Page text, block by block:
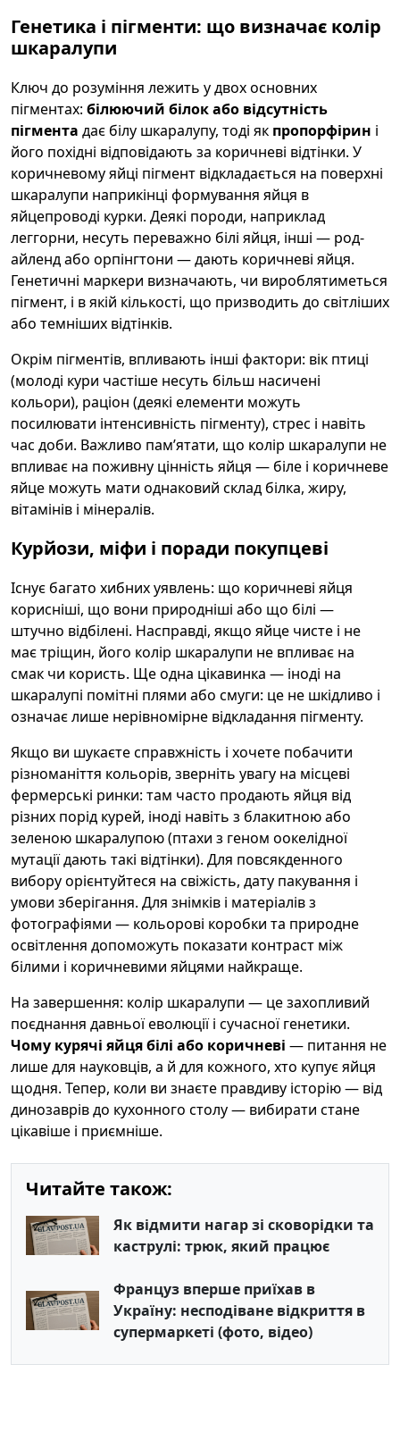
Генетика і пігменти: що визначає колір
шкаралупи
Ключ до розуміння лежить у двох основних
пігментах: білюючий білок або відсутність
пігмента дає білу шкаралупу, тоді як пропорфірин і
його похідні відповідають за коричневі відтінки. У
коричневому яйці пігмент відкладається на поверхні
шкаралупи наприкінці формування яйця в
яйцепроводі курки. Деякі породи, наприклад
леггорни, несуть переважно білі яйця, інші — род-
айленд або орпінгтони — дають коричневі яйця.
Генетичні маркери визначають, чи вироблятиметься
пігмент, і в якій кількості, що призводить до світліших
або темніших відтінків.
Окрім пігментів, впливають інші фактори: вік птиці
(молоді кури частіше несуть більш насичені
кольори), раціон (деякі елементи можуть
посилювати інтенсивність пігменту), стрес і навіть
час доби. Важливо пам’ятати, що колір шкаралупи не
впливає на поживну цінність яйця — біле і коричневе
яйце можуть мати однаковий склад білка, жиру,
вітамінів і мінералів.
Курйози, міфи і поради покупцеві
Існує багато хибних уявлень: що коричневі яйця
корисніші, що вони природніші або що білі —
штучно відбілені. Насправді, якщо яйце чисте і не
має тріщин, його колір шкаралупи не впливає на
смак чи користь. Ще одна цікавинка — іноді на
шкаралупі помітні плями або смуги: це не шкідливо і
означає лише нерівномірне відкладання пігменту.
Якщо ви шукаєте справжність і хочете побачити
різноманіття кольорів, зверніть увагу на місцеві
фермерські ринки: там часто продають яйця від
різних порід курей, іноді навіть з блакитною або
зеленою шкаралупою (птахи з геном оокелідної
мутації дають такі відтінки). Для повсякденного
вибору орієнтуйтеся на свіжість, дату пакування і
умови зберігання. Для знімків і матеріалів з
фотографіями — кольорові коробки та природне
освітлення допоможуть показати контраст між
білими і коричневими яйцями найкраще.
На завершення: колір шкаралупи — це захопливий
поєднання давньої еволюції і сучасної генетики.
Чому курячі яйця білі або коричневі — питання не
лише для науковців, а й для кожного, хто купує яйця
щодня. Тепер, коли ви знаєте правдиву історію — від
динозаврів до кухонного столу — вибирати стане
цікавіше і приємніше.
Читайте також:
Як відмити нагар зі сковорідки та
каструлі: трюк, який працює
Француз вперше приїхав в
Україну: несподіване відкриття в
супермаркеті (фото, відео)